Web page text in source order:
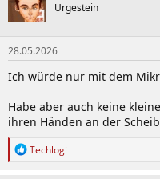
i
o
n
e
n
:
Urgestein
28.05.2026
Ich würde nur mit dem
Habe aber auch keine
ihren Händen an der
R
Techlogi